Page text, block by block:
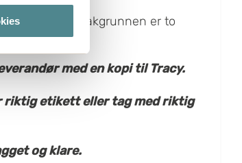
skal brukes.
vårt,
som skjer i bakgrunnen er to
med en kopi til Tracy.
riktig etikett eller tag med riktig
og klare.